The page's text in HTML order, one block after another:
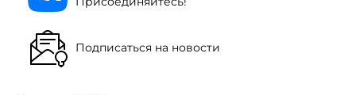
Подписаться на новости